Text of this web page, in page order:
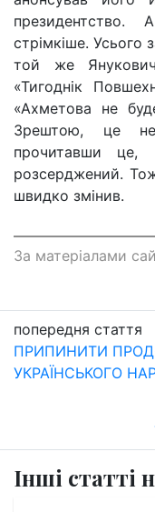
президентство.
стрімкіше. Усього
той же Янукович
«Тигоднік
«Ахметова не
Зрештою, це
прочитавши це,
розсерджений.
швидко змінив.
За матеріалами
попередня стаття
ПРИПИНИТИ
УКРАЇНСЬКОГО
Інші статті